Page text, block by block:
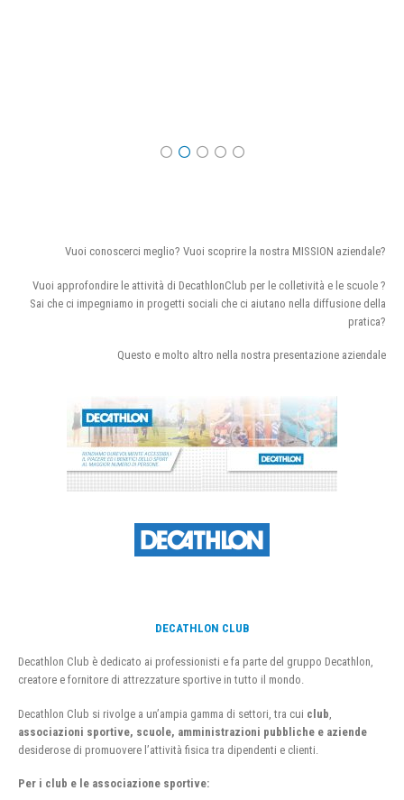
Vuoi conoscerci meglio? Vuoi scoprire la nostra MISSION aziendale?
Vuoi approfondire le attività di DecathlonClub per le colletività e le scuole ?
Sai che ci impegniamo in progetti sociali che ci aiutano nella diffusione della
pratica?
Questo e molto altro nella nostra presentazione aziendale
DECATHLON CLUB
Decathlon Club è dedicato ai professionisti e fa parte del gruppo Decathlon,
creatore e fornitore di attrezzature sportive in tutto il mondo.
Decathlon Club si rivolge a un’ampia gamma di settori, tra cui club
associazioni sportive, scuole, amministrazioni pubbliche e aziende
desiderose di promuovere l’attività fisica tra dipendenti e clienti.
Per i club e le associazione sportive: